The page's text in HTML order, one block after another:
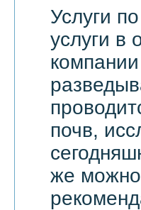
Услуги
услуги в
почв,
же можно